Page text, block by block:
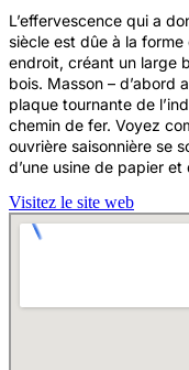
L’effervescence qui a
siècle est dûe à la
endroit, créant un large
bois. Masson – d’abord
plaque tournante de
chemin de fer. Voyez
ouvrière saisonnière se
d’une usine de papier
Visitez le site web